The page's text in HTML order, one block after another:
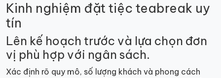
Kinh nghiệm đặt tiệc teabreak uy
tín
Lên kế hoạch trước và lựa chọn đơn
vị phù hợp với ngân sách.
Xác định rõ quy mô, số lượng khách và phong cách